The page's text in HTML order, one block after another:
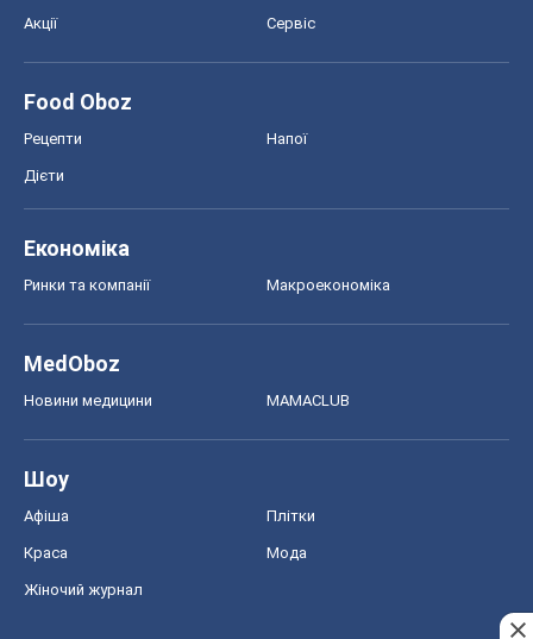
Акції Сервіс
Food Oboz
Рецепти Напої
Дієти
Економіка
Ринки та компанії Макроекономіка
MedOboz
Новини медицини MAMACLUB
Шоу
Афіша Плітки
Краса Мода
Жіночий журнал